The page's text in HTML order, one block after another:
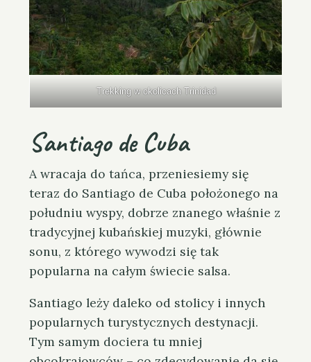
Trekking w okolicach Trinidad
Santiago de Cuba
A wracaja do tańca, przeniesiemy się
teraz do Santiago de Cuba położonego na
południu wyspy, dobrze znanego właśnie z
tradycyjnej kubańskiej muzyki, głównie
sonu, z którego wywodzi się tak
popularna na całym świecie salsa.
Santiago leży daleko od stolicy i innych
popularnych turystycznych destynacji.
Tym samym dociera tu mniej